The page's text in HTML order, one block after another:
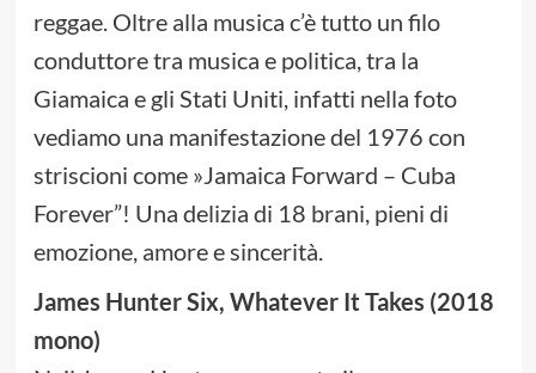
reggae. Oltre alla musica c’è tutto un filo
conduttore tra musica e politica, tra la
Giamaica e gli Stati Uniti, infatti nella foto
vediamo una manifestazione del 1976 con
striscioni come »Jamaica Forward – Cuba
Forever”! Una delizia di 18 brani, pieni di
emozione, amore e sincerità.
James Hunter Six, Whatever It Takes (2018
mono)